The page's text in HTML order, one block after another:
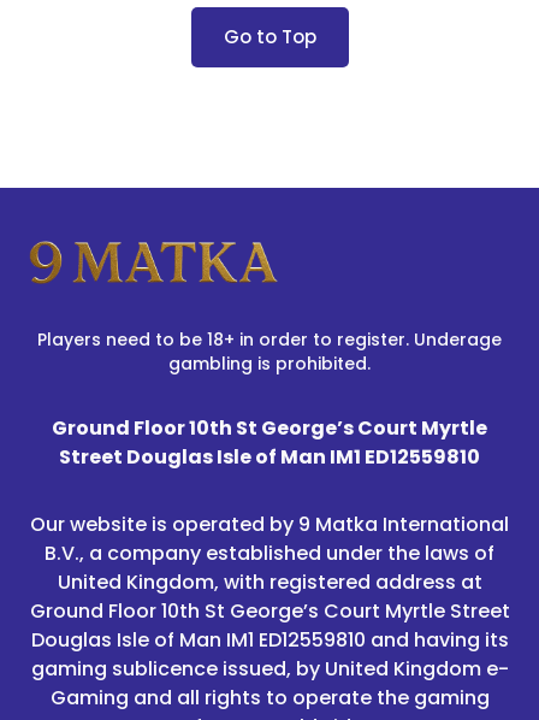
Go to Top
Players need to be 18+ in order to register. Underage
gambling is prohibited.
Ground Floor 10th St George’s Court Myrtle
Street Douglas Isle of Man IM1 ED12559810
Our website is operated by 9 Matka International
B.V., a company established under the laws of
United Kingdom, with registered address at
Ground Floor 10th St George’s Court Myrtle Street
Douglas Isle of Man IM1 ED12559810 and having its
gaming sublicence issued, by United Kingdom e-
Gaming and all rights to operate the gaming